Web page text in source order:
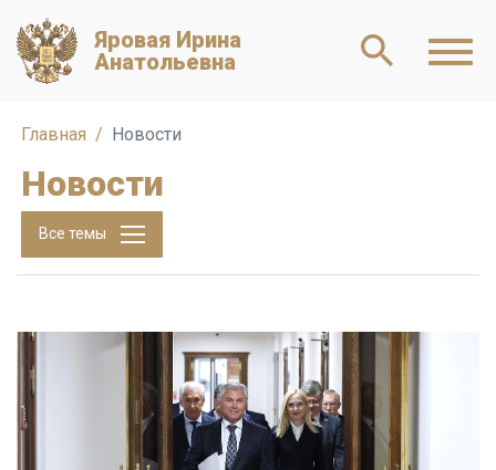
Яровая Ирина
Анатольевна
Главная Новости
Новости
Все темы